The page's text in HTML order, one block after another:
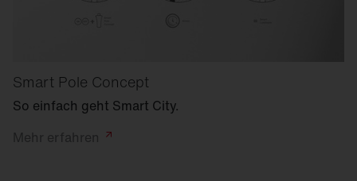
Smart Pole Concept
So einfach geht Smart City.
Mehr erfahren